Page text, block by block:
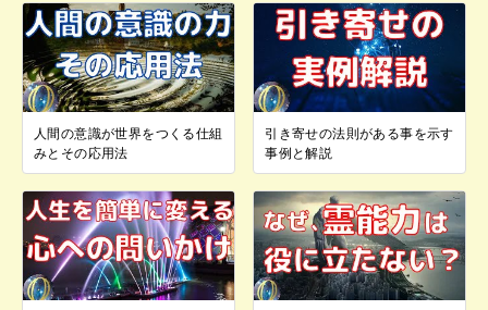
人間の意識が世界をつくる仕組
みとその応用法
引き寄せの法則がある事を示す
事例と解説